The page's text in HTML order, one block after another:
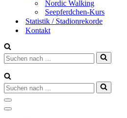
Nordic Walking
Seepferdchen-Kurs
Statistik / Stadionrekorde
Kontakt
Suchen
nach …
Suchen
nach …
Navigationsmenü
Navigationsmenü